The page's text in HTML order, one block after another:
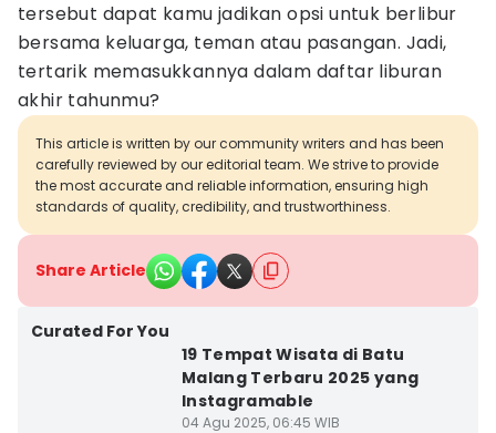
tersebut dapat kamu jadikan opsi untuk berlibur
bersama keluarga, teman atau pasangan. Jadi,
tertarik memasukkannya dalam daftar liburan
akhir tahunmu?
This article is written by our community writers and has been
carefully reviewed by our editorial team. We strive to provide
the most accurate and reliable information, ensuring high
standards of quality, credibility, and trustworthiness.
Share Article
Curated For You
19 Tempat Wisata di Batu
Malang Terbaru 2025 yang
Instagramable
04 Agu 2025, 06:45 WIB